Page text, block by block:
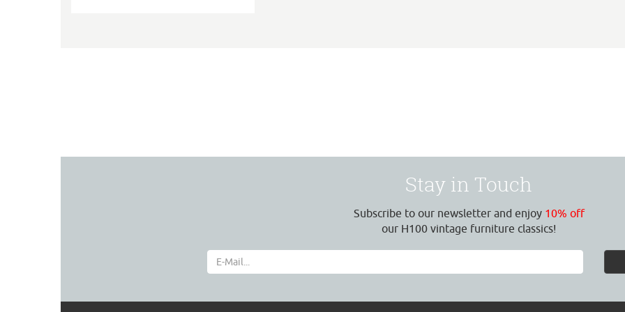
Stay in Touch
Subscribe to our newsletter and enjoy 10% off
our H100 vintage furniture classics!